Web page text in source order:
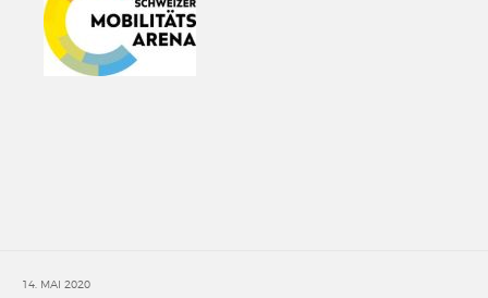
14. MAI 2020